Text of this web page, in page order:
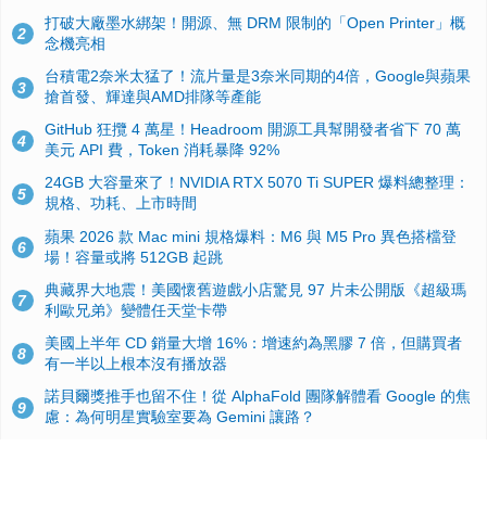
2
打破大廠墨水綁架！開源、無 DRM 限制的「Open Printer」概
念機亮相
3
台積電2奈米太猛了！流片量是3奈米同期的4倍，Google與蘋果
搶首發、輝達與AMD排隊等產能
4
GitHub 狂攬 4 萬星！Headroom 開源工具幫開發者省下 70 萬
美元 API 費，Token 消耗暴降 92%
5
24GB 大容量來了！NVIDIA RTX 5070 Ti SUPER 爆料總整理：
規格、功耗、上市時間
6
蘋果 2026 款 Mac mini 規格爆料：M6 與 M5 Pro 異色搭檔登
場！容量或將 512GB 起跳
7
典藏界大地震！美國懷舊遊戲小店驚見 97 片未公開版《超級瑪
利歐兄弟》變體任天堂卡帶
8
美國上半年 CD 銷量大增 16%：增速約為黑膠 7 倍，但購買者
有一半以上根本沒有播放器
9
諾貝爾獎推手也留不住！從 AlphaFold 團隊解體看 Google 的焦
慮：為何明星實驗室要為 Gemini 讓路？